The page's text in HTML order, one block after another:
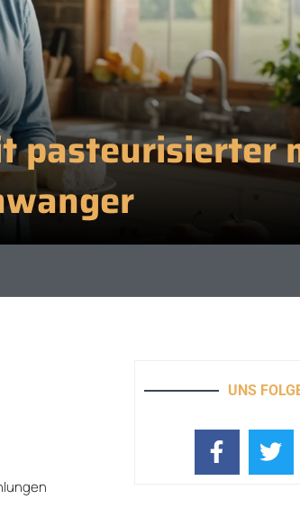
pasteurisierter
UNS